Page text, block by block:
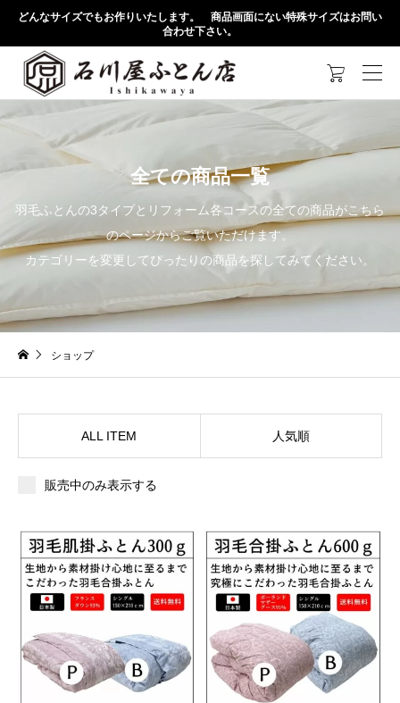
どんなサイズでもお作りいたします。 商品画面にない特殊サイズはお問い
合わせ下さい。

全ての商品一覧
羽毛ふとんの3タイプとリフォーム各コースの全ての商品がこちら
のページからご覧いただけます。
カテゴリーを変更してぴったりの商品を探してみてください。
ショップ
ALL ITEM 人気順
販売中のみ表示する